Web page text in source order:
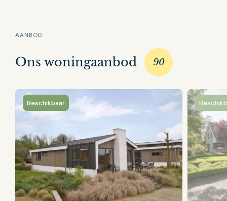
AANBOD
Ons woningaanbod 90
Beschikbaar